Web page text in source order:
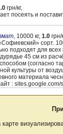
грн/кг,
посеять и
, 10000 кг, 1.0 грн/
сорт.
подходят для
45 см из
(согласно
культуры от
материала
:
карте